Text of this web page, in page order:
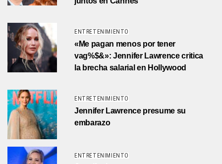
ENTRETENIMIENTO
«Me pagan menos por tener
vag%$&»: Jennifer Lawrence critica
la brecha salarial en Hollywood
ENTRETENIMIENTO
Jennifer Lawrence presume su
embarazo
ENTRETENIMIENTO